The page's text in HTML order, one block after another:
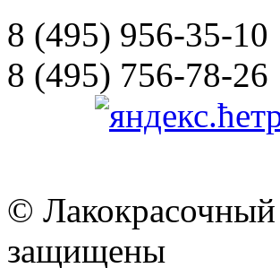
8 (495) 956-35-10
8 (495) 756-78-26
© Лакокрасочный
защищены